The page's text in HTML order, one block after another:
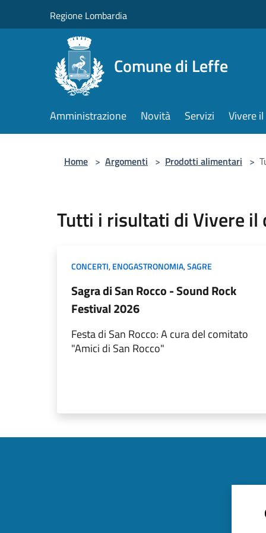
Regione Lombardia
Comune di Leffe
Amministrazione Novità Servizi Vivere
Home > Argomenti > Prodotti alimentari >
Tutti i risultati di Vivere il
CONCERTI,ENOGASTRONOMIA,SAGRE
Sagra di San Rocco - Sound Rock
Festival 2026
Festa di San Rocco: A cura del comitato
"Amici di San Rocco"